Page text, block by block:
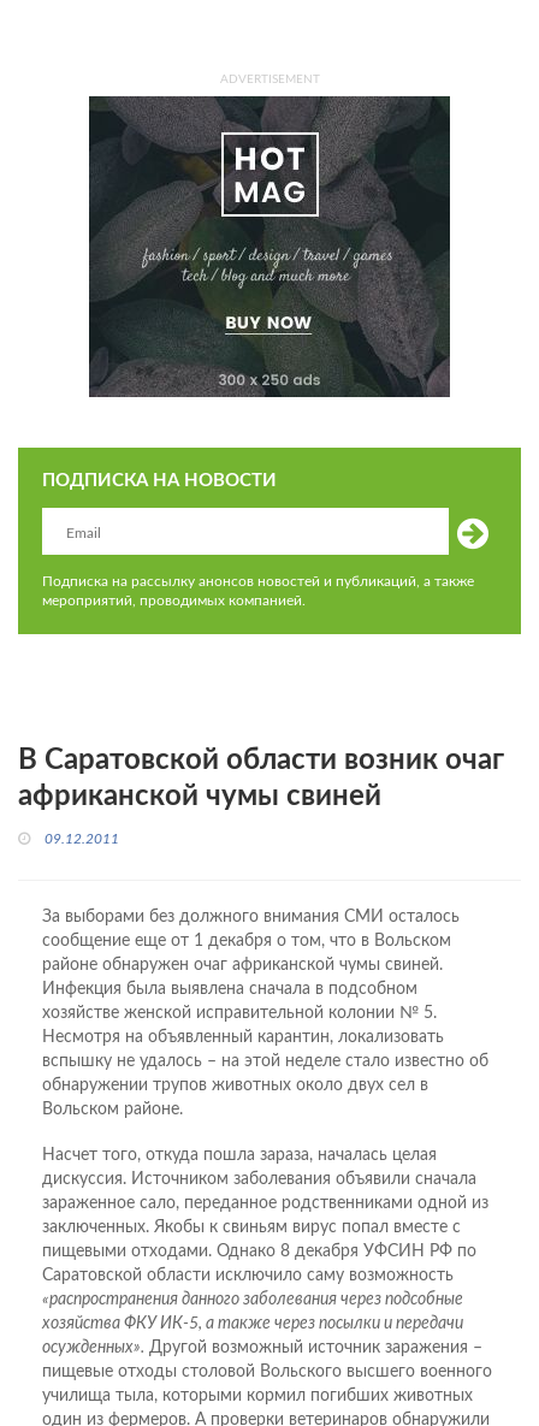
ADVERTISEMENT
ПОДПИСКА НА НОВОСТИ
Подписка на рассылку анонсов новостей и публикаций, а также
мероприятий, проводимых компанией.
В Саратовской области возник очаг
африканской чумы свиней
09.12.2011
За выборами без должного внимания СМИ осталось
сообщение еще от 1 декабря о том, что в Вольском
районе обнаружен очаг африканской чумы свиней.
Инфекция была выявлена сначала в подсобном
хозяйстве женской исправительной колонии № 5.
Несмотря на объявленный карантин, локализовать
вспышку не удалось – на этой неделе стало известно об
обнаружении трупов животных около двух сел в
Вольском районе.
Насчет того, откуда пошла зараза, началась целая
дискуссия. Источником заболевания объявили сначала
зараженное сало, переданное родственниками одной из
заключенных. Якобы к свиньям вирус попал вместе с
пищевыми отходами. Однако 8 декабря УФСИН РФ по
Саратовской области исключило саму возможность
«распространения данного заболевания через подсобные
хозяйства ФКУ ИК-5, а также через посылки и передачи
осужденных». Другой возможный источник заражения –
пищевые отходы столовой Вольского высшего военного
училища тыла, которыми кормил погибших животных
один из фермеров. А проверки ветеринаров обнаружили